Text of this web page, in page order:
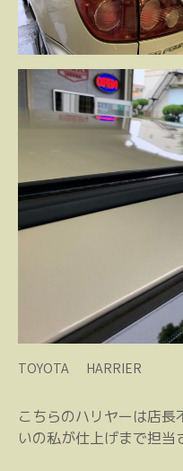
TOYOTA HARRIER
こちらのハリヤーは店
いの私が仕上げまで担当